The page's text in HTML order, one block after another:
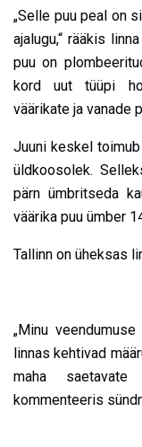
„Selle puu peal on
ajalugu,“ rääkis
puu on
kord uut tüüpi
väärikate ja vanade
Juuni keskel
üldkoosolek.
pärn ümbritseda
väärika puu ümber
Tallinn on üheksas
„Minu
linnas kehtivad
maha
kommenteeris